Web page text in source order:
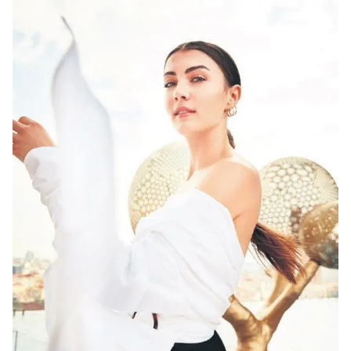
toplumu hizmetlerinin sunulması amacıyla
kullanılmaktadır. Diğer çerezler, sitemizin daha işlevsel
kılınması ve kişiselleştirilmesi ve sizlere yönelik
reklam/pazarlama faaliyetlerinin yapılması, amaçlarıyla
sınırlı olarak açık rızanız dahilinde kullanılacaktır.
Çerezlere ilişkin tercihlerinizi aşağıda yer alan panel
vasıtasıyla belirleyebilirsiniz. Çerezlere ilişkin detaylı bilgi
için Ayarlar butonuna tıklayabilir,Çerez Bilgilendirme
Metnimizi
ziyaret edebilirsiniz.
6698 sayılı Kişisel Verilerin Korunması Kanunu uyarınca
hazırlanmış Aydınlatma Metnimizi okumak ve sitemizde
ilgili mevzuata uygun olarak kullanılan çerezlerle ilgili bilgi
almak için lütfen